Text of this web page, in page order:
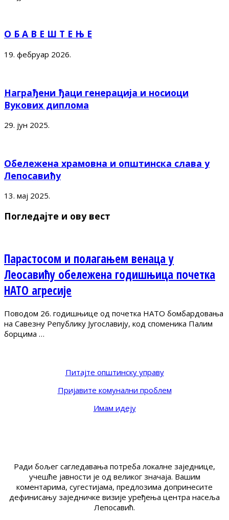
О Б А В Е Ш Т Е Њ Е
19. фебруар 2026.
Награђени ђаци генерација и носиоци
Вукових диплома
29. јун 2025.
Обележена храмовна и општинска слава у
Лепосавићу
13. мај 2025.
Погледајте и ову вест
Парастосом и полагањем венаца у
Леосавићу обележена годишњица почетка
НАТО агресије
Поводом 26. годишњице од почетка НАТО бомбардовања
на Савезну Републику Југославију, код споменика Палим
борцима …
Питајте општинску управу
Пријавите комунални проблем
Имам идеју
Ради бољег сагледавања потреба локалне заједнице,
учешће јавности је од великог значаја. Вашим
коментарима, сугестијама, предлозима допринесите
дефинисању заједничке визије уређења центра насеља
Лепосавић.